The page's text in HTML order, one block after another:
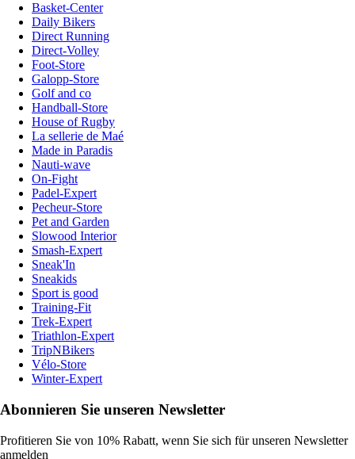
Basket-Center
Daily Bikers
Direct Running
Direct-Volley
Foot-Store
Galopp-Store
Golf and co
Handball-Store
House of Rugby
La sellerie de Maé
Made in Paradis
Nauti-wave
On-Fight
Padel-Expert
Pecheur-Store
Pet and Garden
Slowood Interior
Smash-Expert
Sneak'In
Sneakids
Sport is good
Training-Fit
Trek-Expert
Triathlon-Expert
TripNBikers
Vélo-Store
Winter-Expert
Abonnieren Sie unseren Newsletter
Profitieren Sie von 10% Rabatt, wenn Sie sich für unseren Newsletter
anmelden